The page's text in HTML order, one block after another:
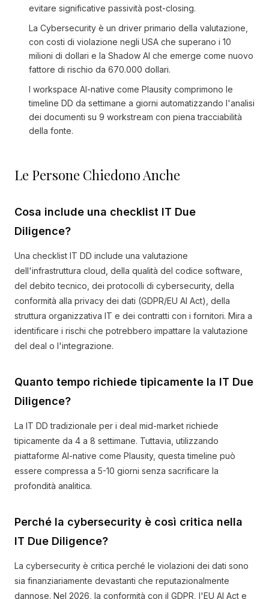
evitare significative passività post-closing.
La Cybersecurity è un driver primario della valutazione,
con costi di violazione negli USA che superano i 10
milioni di dollari e la Shadow AI che emerge come nuovo
fattore di rischio da 670.000 dollari.
I workspace AI-native come Plausity comprimono le
timeline DD da settimane a giorni automatizzando l'analisi
dei documenti su 9 workstream con piena tracciabilità
della fonte.
Le Persone Chiedono Anche
Cosa include una checklist IT Due
Diligence?
Una checklist IT DD include una valutazione
dell'infrastruttura cloud, della qualità del codice software,
del debito tecnico, dei protocolli di cybersecurity, della
conformità alla privacy dei dati (GDPR/EU AI Act), della
struttura organizzativa IT e dei contratti con i fornitori. Mira a
identificare i rischi che potrebbero impattare la valutazione
del deal o l'integrazione.
Quanto tempo richiede tipicamente la IT Due
Diligence?
La IT DD tradizionale per i deal mid-market richiede
tipicamente da 4 a 8 settimane. Tuttavia, utilizzando
piattaforme AI-native come Plausity, questa timeline può
essere compressa a 5-10 giorni senza sacrificare la
profondità analitica.
Perché la cybersecurity è così critica nella
IT Due Diligence?
La cybersecurity è critica perché le violazioni dei dati sono
sia finanziariamente devastanti che reputazionalmente
dannose. Nel 2026, la conformità con il GDPR, l'EU AI Act e